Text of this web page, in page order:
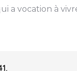
vocation à